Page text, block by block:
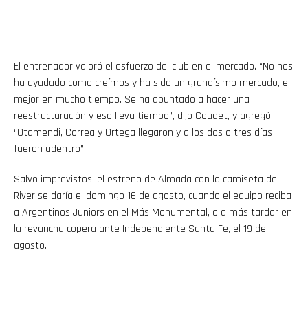
El entrenador valoró el esfuerzo del club en el mercado. “No nos
ha ayudado como creímos y ha sido un grandísimo mercado, el
mejor en mucho tiempo. Se ha apuntado a hacer una
reestructuración y eso lleva tiempo”, dijo Coudet, y agregó:
“Otamendi, Correa y Ortega llegaron y a los dos o tres días
fueron adentro”.
Salvo imprevistos, el estreno de Almada con la camiseta de
River se daría el domingo 16 de agosto, cuando el equipo reciba
a Argentinos Juniors en el Más Monumental, o a más tardar en
la revancha copera ante Independiente Santa Fe, el 19 de
agosto.